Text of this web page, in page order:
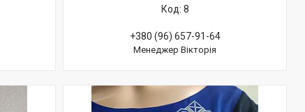
8
+380 (96) 657-91-64
Менеджер Вікторія